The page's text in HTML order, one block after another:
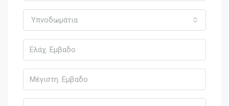
Υπνοδωμάτια